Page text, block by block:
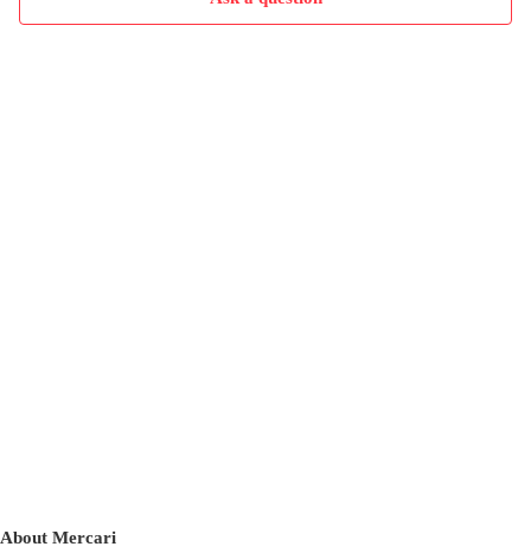
About Mercari